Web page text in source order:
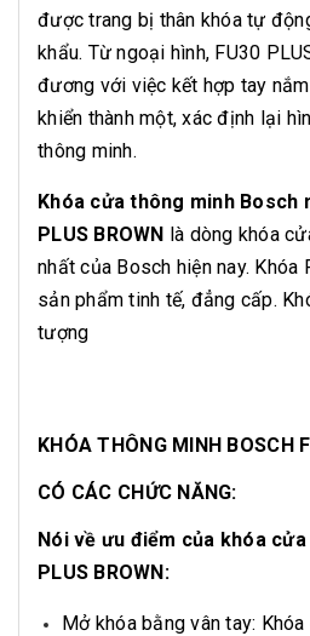
được trang bị thân khóa tự
khẩu. Từ ngoại hình, FU30
đương với việc kết hợp tay
khiển thành một, xác định lại
thông minh.
Khóa cửa thông minh Bosch
PLUS BROWN là dòng khóa
nhất của Bosch hiện nay. Khóa
sản phẩm tinh tế, đẳng cấp.
tượng
KHÓA THÔNG MINH BOSCH
CÓ CÁC CHỨC NĂNG:
Nói về ưu điểm của khóa
PLUS BROWN:
Mở khóa bằng vân tay: